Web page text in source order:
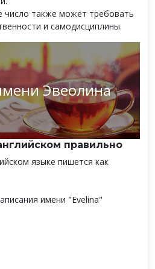
число также может требовать
и самодисциплины.
Эвеолина
правильно
языке пишется как
имени "Evelina"